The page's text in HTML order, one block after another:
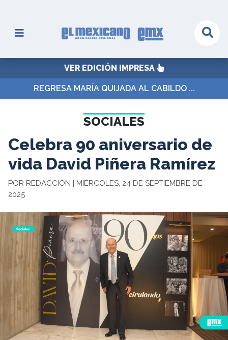
VER EDICIÓN IMPRESA
REGRESA MARÍA QUIJADA AL CABILDO ...
SOCIALES
Celebra 90 aniversario de
vida David Piñera Ramírez
POR REDACCIÓN | MIÉRCOLES, 24 DE SEPTIEMBRE DE
2025